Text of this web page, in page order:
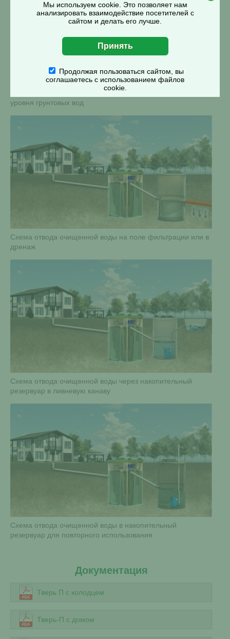
Схема подбора очистного сооружения в зависимости от
уровня грунтовых вод
Схема отвода очищенной воды на поле фильтрации или в
дренаж
Схема отвода очищенной воды через накопительный
резервуар в ливневую канаву
Схема отвода очищенной воды в накопительный
резервуар для повторного использования
Документация
Тверь П с колодцем
Тверь-П с домом
Мы используем cookie. Это позволяет нам
анализировать взаимодействие посетителей с
сайтом и делать его лучше.
Продолжая пользоваться сайтом, вы
соглашаетесь с использованием файлов
cookie.